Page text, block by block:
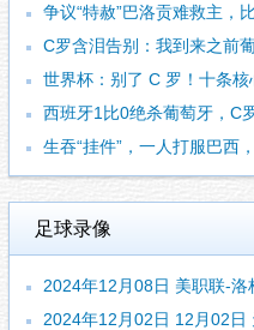
争议“特赦”巴洛贡难救主，
C罗含泪告别：我到来之前
世界杯：别了 C 罗！十条
西班牙1比0绝杀葡萄牙，C
生吞“挂件”，一人打服巴西
足球录像
2024年12月08日 美职联-洛杉矶银河2-
2024年12月02日 12月02日